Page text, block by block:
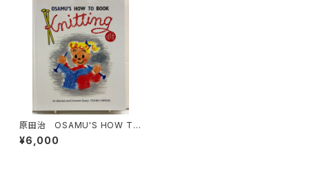
原田治 OSAMU'S HOW TO
BOOK Knitting 1987年 マ
トリックス
¥6,000